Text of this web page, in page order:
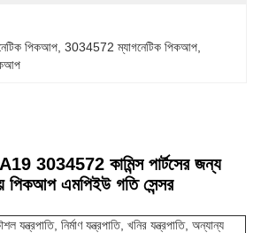
পিকআপ 3034572 ম্যাগনেটিক পিকআপ
3034572 কামিন্স পার্টসের জন্য
পিকআপ এমপিইউ গতি সেন্সর
যন্ত্রপাতি, নির্মাণ যন্ত্রপাতি, খনির যন্ত্রপাতি, অন্যান্য